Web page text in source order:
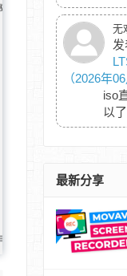
无
（2026年
iso
以
最新分享